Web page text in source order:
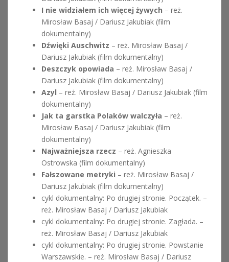
I nie widziałem ich więcej żywych – reż.
Mirosław Basaj / Dariusz Jakubiak (film
dokumentalny)
Dźwięki Auschwitz – reż. Mirosław Basaj /
Dariusz Jakubiak (film dokumentalny)
Deszczyk opowiada – reż. Mirosław Basaj /
Dariusz Jakubiak (film dokumentalny)
Azyl – reż. Mirosław Basaj / Dariusz Jakubiak (film
dokumentalny)
Jak ta garstka Polaków walczyła – reż.
Mirosław Basaj / Dariusz Jakubiak (film
dokumentalny)
Najważniejsza rzecz – reż. Agnieszka
Ostrowska (film dokumentalny)
Fałszowane metryki – reż. Mirosław Basaj /
Dariusz Jakubiak (film dokumentalny)
cykl dokumentalny: Po drugiej stronie. Początek. –
reż. Mirosław Basaj / Dariusz Jakubiak
cykl dokumentalny: Po drugiej stronie. Zagłada. –
reż. Mirosław Basaj / Dariusz Jakubiak
cykl dokumentalny: Po drugiej stronie. Powstanie
Warszawskie. – reż. Mirosław Basaj / Dariusz